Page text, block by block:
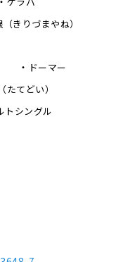
きりづまやね）
ドーマー
たてどい）
トシングル